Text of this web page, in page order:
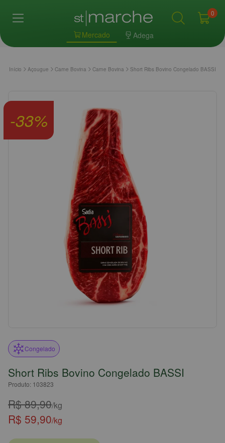
Mercado Adega
0
Início Açougue Carne Bovina Carne Bovina Short Ribs Bovino Congelado BASSI
-33%
Congelado
Short Ribs Bovino Congelado BASSI
Produto: 103823
R$ 89,90/kg
R$ 59,90/kg